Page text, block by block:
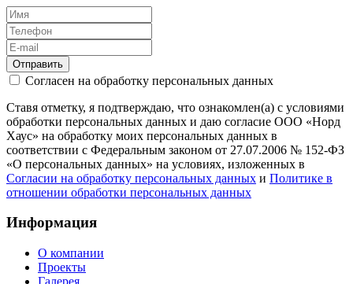
Отправить
Согласен на обработку персональных данных
Ставя отметку, я подтверждаю, что ознакомлен(а) с условиями
обработки персональных данных и даю согласие ООО «Норд
Хаус» на обработку моих персональных данных в
соответствии с Федеральным законом от 27.07.2006 № 152-ФЗ
«О персональных данных» на условиях, изложенных в
Согласии на обработку персональных данных и Политике в
отношении обработки персональных данных
Информация
О компании
Проекты
Галерея